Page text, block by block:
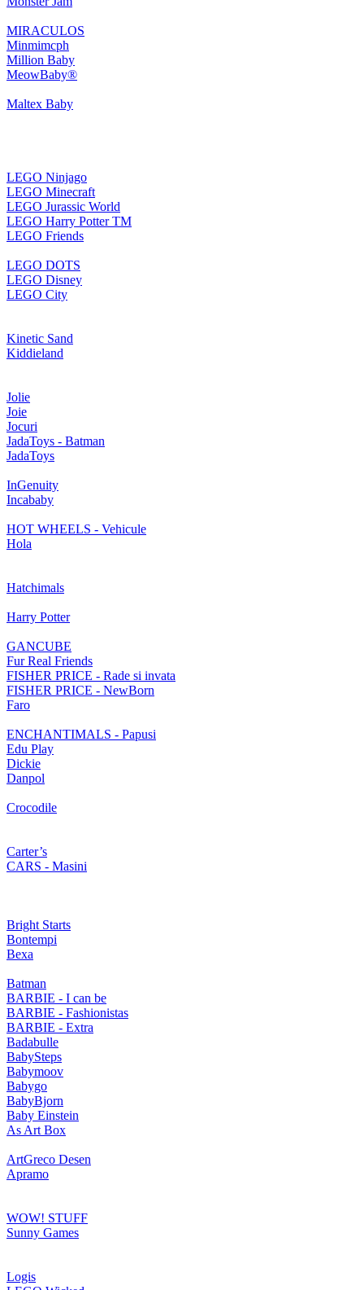
MIRACULOS
Minmimcph
Million Baby
MeowBaby®
Maltex Baby
LEGO Ninjago
LEGO Minecraft
LEGO Jurassic World
LEGO Harry Potter TM
LEGO Friends
LEGO DOTS
LEGO Disney
LEGO City
Kinetic Sand
Kiddieland
Jolie
Joie
Jocuri
JadaToys - Batman
JadaToys
InGenuity
Incababy
HOT WHEELS - Vehicule
Hola
Hatchimals
Harry Potter
GANCUBE
Fur Real Friends
FISHER PRICE - Rade si invata
FISHER PRICE - NewBorn
Faro
ENCHANTIMALS - Papusi
Edu Play
Dickie
Danpol
Crocodile
Carter’s
CARS - Masini
Bright Starts
Bontempi
Bexa
Batman
BARBIE - I can be
BARBIE - Fashionistas
BARBIE - Extra
Badabulle
BabySteps
Babymoov
Babygo
BabyBjorn
Baby Einstein
As Art Box
ArtGreco Desen
Apramo
WOW! STUFF
Sunny Games
Logis